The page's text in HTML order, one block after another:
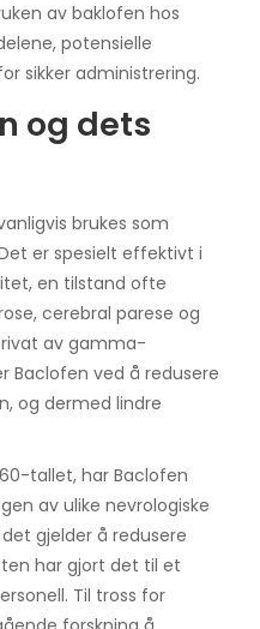
av baklofen hos
potensielle
sikker administrering.
og dets
brukes som
er spesielt effektivt i
en tilstand ofte
cerebral parese og
av gamma-
Baclofen ved å redusere
og dermed lindre
tallet, har Baclofen
av ulike nevrologiske
gjelder å redusere
har gjort det til et
Til tross for